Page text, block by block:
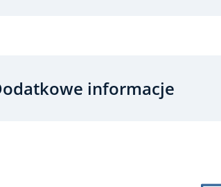
informacje